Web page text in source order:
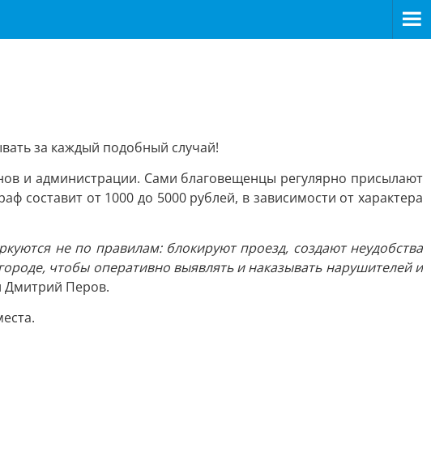
за каждый подобный случай!
и администрации. Сами благовещенцы регулярно присылают
от 1000 до 5000 рублей, в зависимости от характера
не по правилам: блокируют проезд, создают неудобства
чтобы оперативно выявлять и наказывать нарушителей и
Дмитрий Перов.